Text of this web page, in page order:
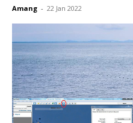
Amang - 22 Jan 2022